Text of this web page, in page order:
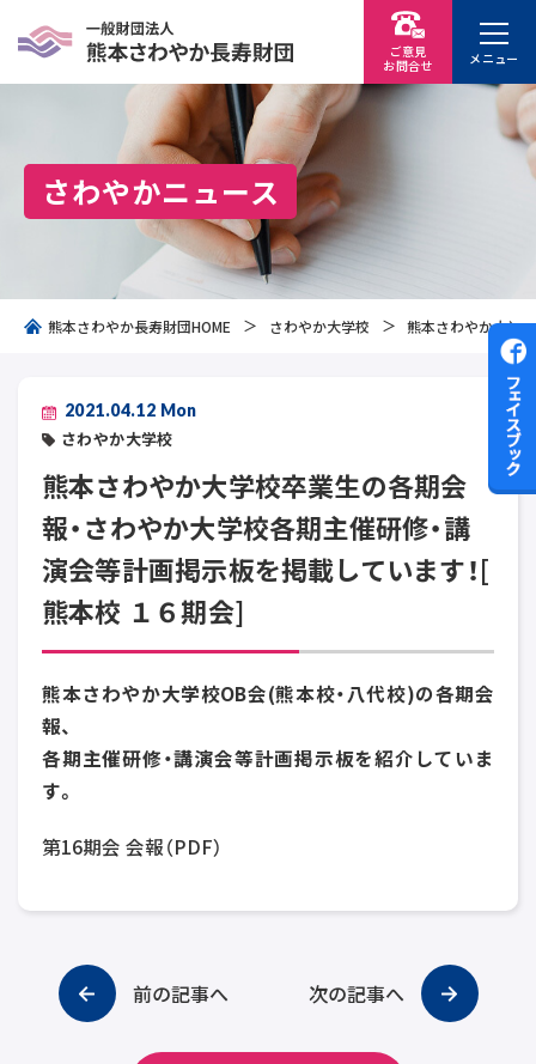
メニュー
ご意見
お問合せ
さわやかニュース
熊本さわやか長寿財団HOME さわやか大学校 熊本さわやか大学
2021.04.12 Mon
さわやか大学校
熊本さわやか大学校卒業生の各期会
報・さわやか大学校各期主催研修・講
演会等計画掲示板を掲載しています！[
熊本校 １６期会]
熊本さわやか大学校OB会(熊本校・八代校)の各期会
報、
各期主催研修・講演会等計画掲示板を紹介していま
す。
第16期会 会報（PDF）
前の記事へ 次の記事へ